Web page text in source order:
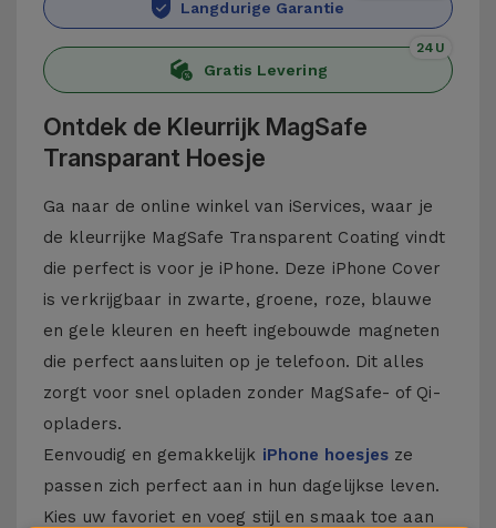
Langdurige Garantie
Gratis Levering
24U
Ontdek de Kleurrijk MagSafe
Transparant Hoesje
Ga naar de online winkel van iServices, waar je
de kleurrijke MagSafe Transparent Coating vindt
die perfect is voor je iPhone. Deze iPhone Cover
is verkrijgbaar in zwarte, groene, roze, blauwe
en gele kleuren en heeft ingebouwde magneten
die perfect aansluiten op je telefoon. Dit alles
zorgt voor snel opladen zonder MagSafe- of Qi-
opladers.
Eenvoudig en gemakkelijk iPhone hoesjesze
passen zich perfect aan in hun dagelijkse leven.
Kies uw favoriet en voeg stijl en smaak toe aan